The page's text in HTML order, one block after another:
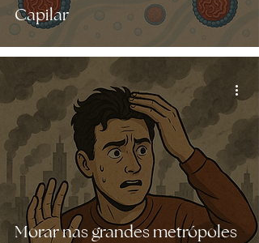
Capilar
Morar nas grandes metrópoles